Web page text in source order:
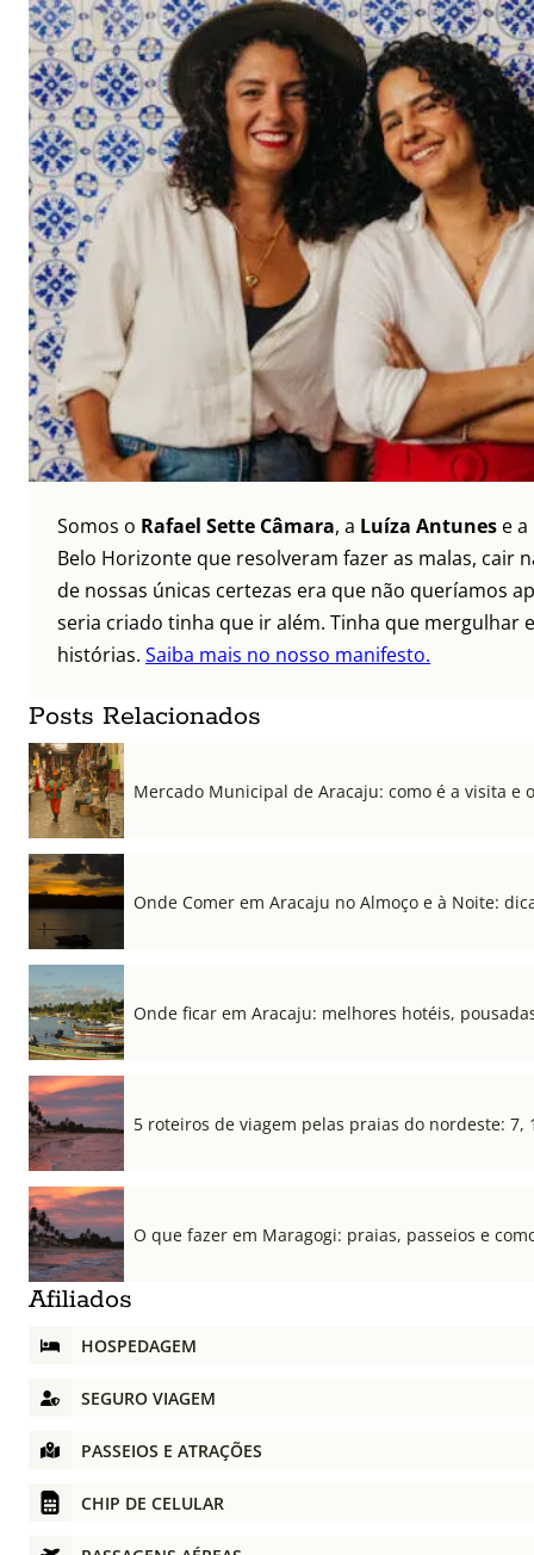
Somos o Rafael Sette Câmara, a Luíza Antunes e a
Belo Horizonte que resolveram fazer as malas, cair
de nossas únicas certezas era que não queríamos
seria criado tinha que ir além. Tinha que mergulhar
histórias. Saiba mais no nosso manifesto.
Posts Relacionados
Mercado Municipal de Aracaju: como é a visita e
Onde Comer em Aracaju no Almoço e à Noite:
Onde ficar em Aracaju: melhores hotéis,
5 roteiros de viagem pelas praias do nordeste: 7,
O que fazer em Maragogi: praias, passeios e
Afiliados
HOSPEDAGEM
SEGURO VIAGEM
PASSEIOS E ATRAÇÕES
CHIP DE CELULAR